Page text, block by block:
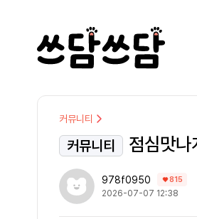
커뮤니티
커뮤니티 점심맛나
978f0950 815
2026-07-07 12:38